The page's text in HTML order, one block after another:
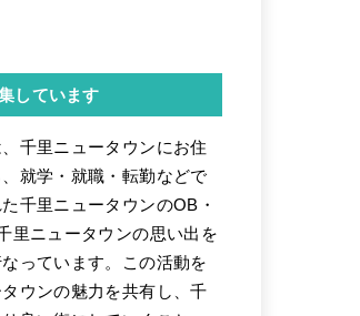
しています
千里ニュータウンにお住
就学・就職・転勤などで
千里ニュータウンのOB・
里ニュータウンの思い出を
っています。この活動を
ウンの魅力を共有し、千